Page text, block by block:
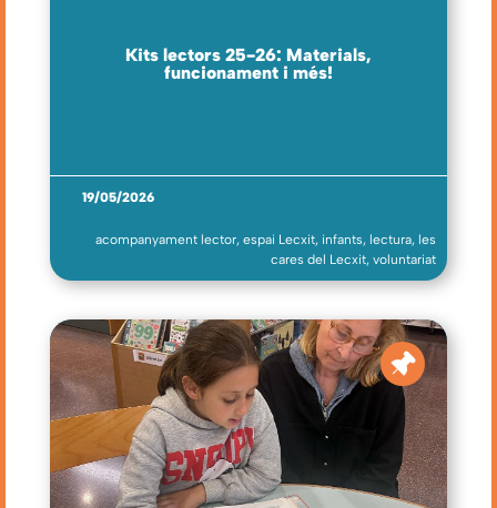
Kits lectors 25-26: Materials,
funcionament i més!
19/05/2026
acompanyament lector, espai Lecxit, infants, lectura, les
cares del Lecxit, voluntariat